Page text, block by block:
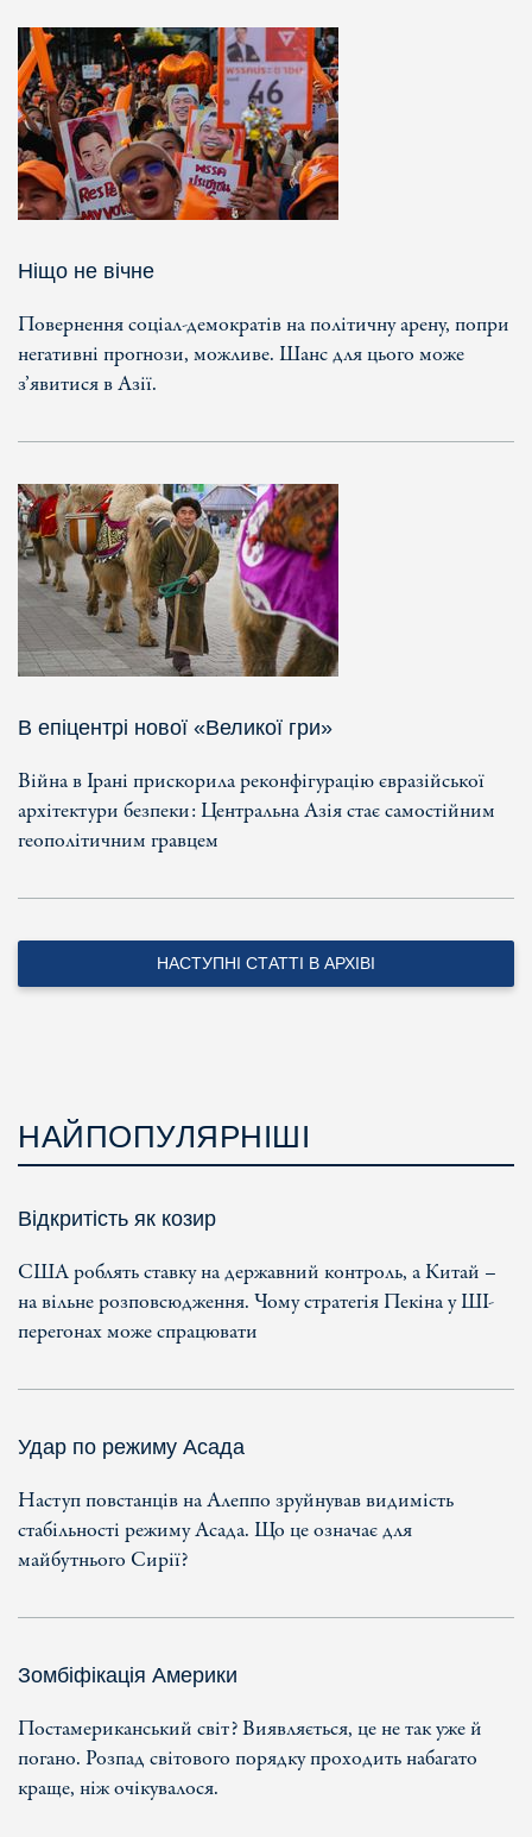
Ніщо не вічне
Повернення соціал-демократів на політичну арену, попри
негативні прогнози, можливе. Шанс для цього може
з’явитися в Азії.
В епіцентрі нової «Великої гри»
Війна в Ірані прискорила реконфігурацію євразійської
архітектури безпеки: Центральна Азія стає самостійним
геополітичним гравцем
НАСТУПНІ СТАТТІ В АРХІВІ
НАЙПОПУЛЯРНІШІ
Відкритість як козир
США роблять ставку на державний контроль, а Китай –
на вільне розповсюдження. Чому стратегія Пекіна у ШІ-
перегонах може спрацювати
Удар по режиму Асада
Наступ повстанців на Алеппо зруйнував видимість
стабільності режиму Асада. Що це означає для
майбутнього Сирії?
Зомбіфікація Америки
Постамериканський світ? Виявляється, це не так уже й
погано. Розпад світового порядку проходить набагато
краще, ніж очікувалося.